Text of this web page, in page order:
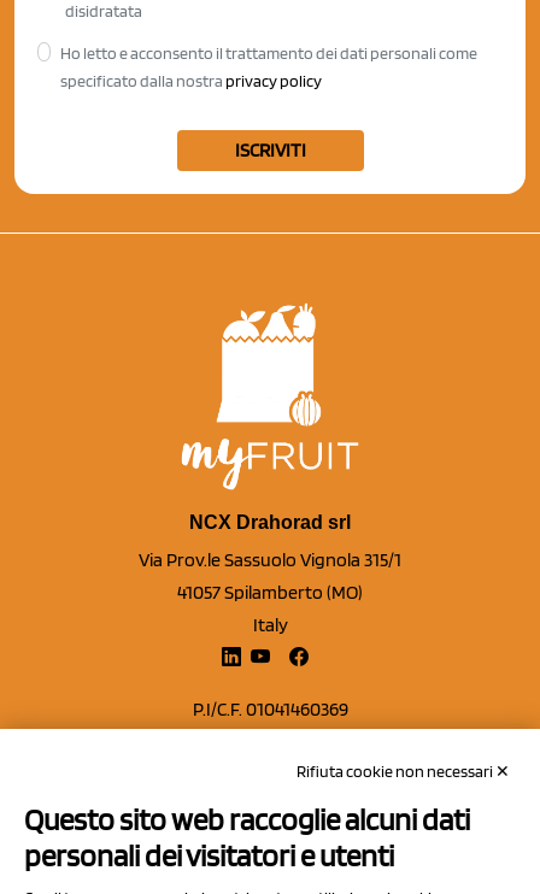
disidratata
Ho letto e acconsento il trattamento dei dati personali come
specificato dalla nostra privacy policy
ISCRIVITI
NCX Drahorad srl
Via Prov.le Sassuolo Vignola 315/1
41057 Spilamberto (MO)
Italy
P.I/C.F. 01041460369
Capitale sociale Euro 50.000,00 i.v.
Contatti
Rifiuta cookie non necessari ✕
Questo sito web raccoglie alcuni dati
personali dei visitatori e utenti